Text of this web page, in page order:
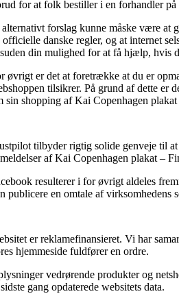
for at folk bestiller i en forhandler på
forslag kunne måske være at
officielle danske regler, og at internet
din mulighed for at få hjælp, hvis
øvrigt er det at foretrække at du er
tilsikrer. På grund af dette er
sin shopping af Kai Copenhagen
tilbyder rigtig solide genveje til
af Kai Copenhagen plakat –
resulterer i for øvrigt aldeles
publicere en omtale af virksomhedens
er reklamefinansieret. Vi har
hjemmeside fuldfører en ordre.
vedrørende produkter og
gang opdaterede websitets data.